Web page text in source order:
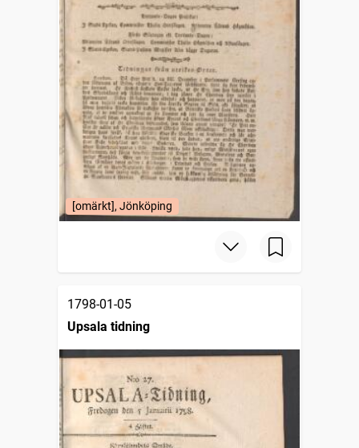
[omärkt], Jönköping
1798-01-05
Upsala tidning